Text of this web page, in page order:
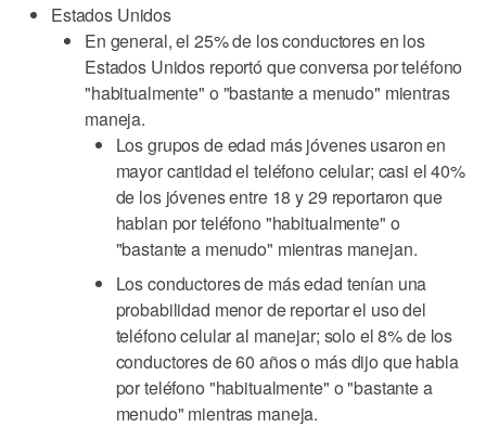
Estados Unidos
En general, el 25% de los conductores en los
Estados Unidos reportó que conversa por teléfono
"habitualmente" o "bastante a menudo" mientras
maneja.
Los grupos de edad más jóvenes usaron en
mayor cantidad el teléfono celular; casi el 40%
de los jóvenes entre 18 y 29 reportaron que
hablan por teléfono "habitualmente" o
"bastante a menudo" mientras manejan.
Los conductores de más edad tenían una
probabilidad menor de reportar el uso del
teléfono celular al manejar; solo el 8% de los
conductores de 60 años o más dijo que habla
por teléfono "habitualmente" o "bastante a
menudo" mientras maneja.